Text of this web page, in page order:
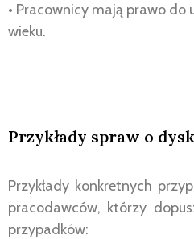
• Pracownicy mają prawo
wieku.
Przykłady spraw o
Przykłady konkretnych
pracodawców, którzy
przypadków: